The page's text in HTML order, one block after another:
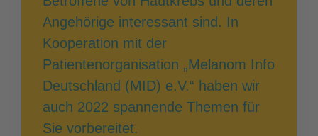
Angehörige interessant sind. In
Kooperation mit der
Patientenorganisation „Melanom Info
Deutschland (MID) e.V.“ haben wir
auch 2022 spannende Themen für
Sie vorbereitet.